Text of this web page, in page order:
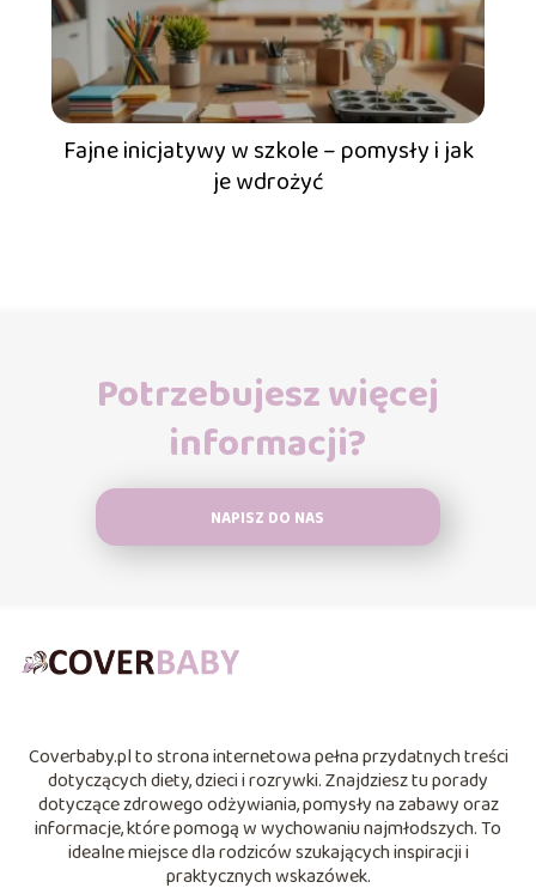
Fajne inicjatywy w szkole – pomysły i jak
je wdrożyć
Potrzebujesz więcej
informacji?
NAPISZ DO NAS
Coverbaby.pl to strona internetowa pełna przydatnych treści
dotyczących diety, dzieci i rozrywki. Znajdziesz tu porady
dotyczące zdrowego odżywiania, pomysły na zabawy oraz
informacje, które pomogą w wychowaniu najmłodszych. To
idealne miejsce dla rodziców szukających inspiracji i
praktycznych wskazówek.